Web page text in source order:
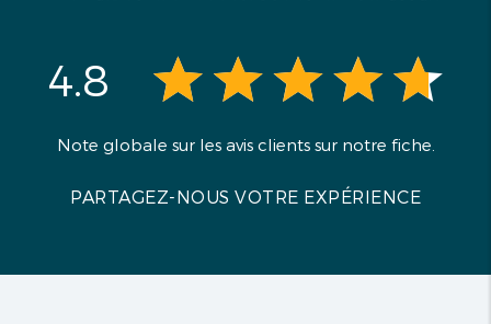
dans les paysages qui ont fait la célébrité de
Paul Cézanne.
4.8
Note globale sur les avis clients sur notre fiche.
PARTAGEZ-NOUS VOTRE EXPÉRIENCE